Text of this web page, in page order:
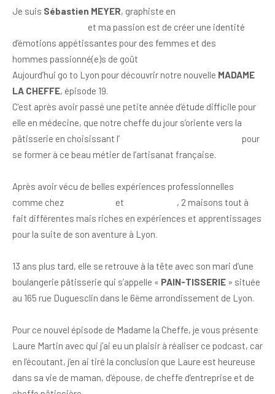
Je suis Sébastien MEYER, graphiste en
et ma passion est de créer une identité
d’émotions appétissantes pour des femmes et des
hommes passionné(e)s de goût
Aujourd’hui go to Lyon pour découvrir notre nouvelle MADAME
LA CHEFFE, épisode 19.
C’est après avoir passé une petite année d’étude difficile pour
elle en médecine, que notre cheffe du jour s’oriente vers la
pâtisserie en choisissant l’
pour
se former à ce beau métier de l’artisanat française.
Après avoir vécu de belles expériences professionnelles
comme chez
et
, 2 maisons tout à
fait différentes mais riches en expériences et apprentissages
pour la suite de son aventure à Lyon.
13 ans plus tard, elle se retrouve à la tête avec son mari d’une
boulangerie pâtisserie qui s’appelle « PAIN-TISSERIE » située
au 165 rue Duguesclin dans le 6ème arrondissement de Lyon.
Pour ce nouvel épisode de Madame la Cheffe, je vous présente
Laure Martin avec qui j’ai eu un plaisir à réaliser ce podcast, car
en l’écoutant, j’en ai tiré la conclusion que Laure est heureuse
dans sa vie de maman, d’épouse, de cheffe d’entreprise et de